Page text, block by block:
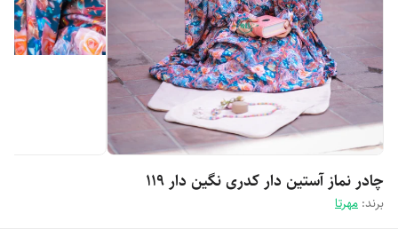
چادر نماز آستین دار کدری نگین دار 119
برند: مهرتا